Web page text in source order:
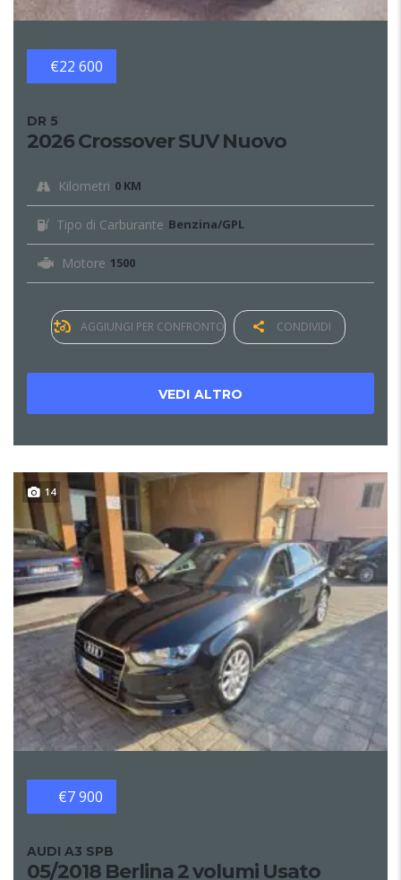
€22 600
DR 5
2026 Crossover SUV Nuovo
Kilometri 0 KM
Tipo di Carburante Benzina/GPL
Motore 1500
AGGIUNGI PER CONFRONTO CONDIVIDI
VEDI ALTRO
14
€7 900
AUDI A3 SPB
05/2018 Berlina 2 volumi Usato